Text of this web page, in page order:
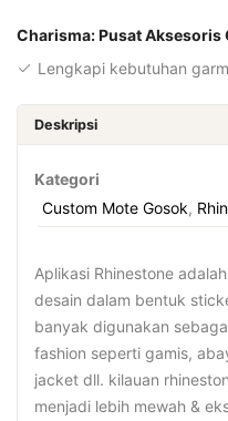
Charisma: Pusat Aksesoris
Lengkapi kebutuhan
Deskripsi
Kategori
Custom Mote Gosok,
Aplikasi Rhinestone
desain dalam bentuk
banyak digunakan
fashion seperti gamis,
jacket dll. kilauan
menjadi lebih mewah &